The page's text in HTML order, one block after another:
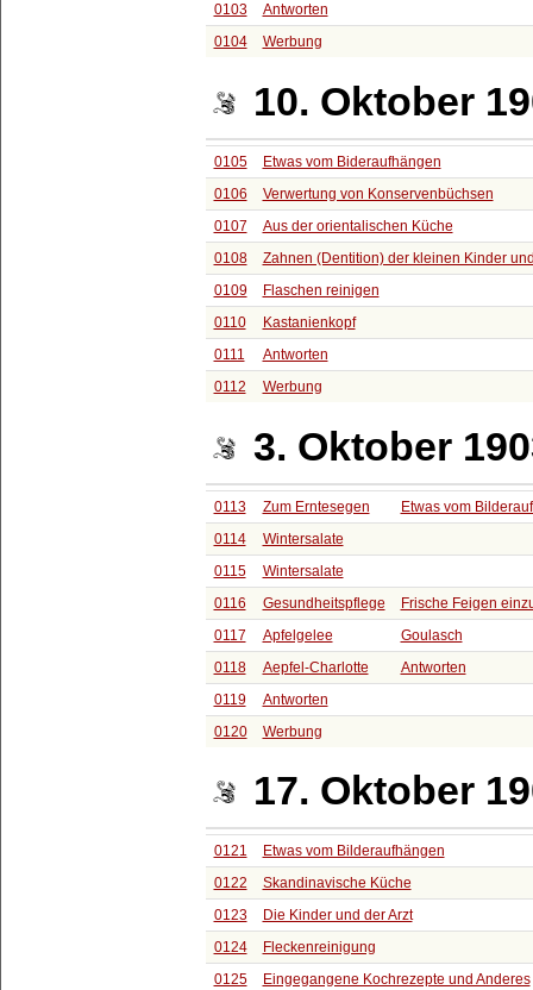
0103
Antworten
0104
Werbung
10. Oktober
0105
Etwas vom Bideraufhängen
0106
Verwertung von Konservenbüchsen
0107
Aus der orientalischen Küche
0108
Zahnen (Dentition) der kleinen Kinder
0109
Flaschen reinigen
0110
Kastanienkopf
0111
Antworten
0112
Werbung
3. Oktober
0113 Zum Erntesegen
Etwas vom
0114
Wintersalate
0115
Wintersalate
0116
Gesundheitspflege
Frische Feigen
0117
Apfelgelee
Goulasch
0118
Aepfel-Charlotte
Antworten
0119
Antworten
0120
Werbung
17. Oktober
0121
Etwas vom Bilderaufhängen
0122
Skandinavische Küche
0123
Die Kinder und der Arzt
0124
Fleckenreinigung
0125
Eingegangene Kochrezepte und Anderes